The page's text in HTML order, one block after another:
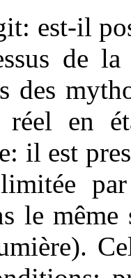
est-il
de
des
réel en
il est
le